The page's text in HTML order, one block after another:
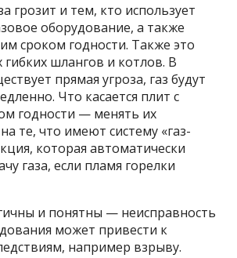
грозит и тем, кто использует
оборудование, а также
сроком годности. Также это
гибких шлангов и котлов. В
прямая угроза, газ будут
Что касается плит с
годности — менять их
те, что имеют систему «газ-
которая автоматически
газа, если пламя горелки
и понятны — неисправность
может привести к
например взрыву.